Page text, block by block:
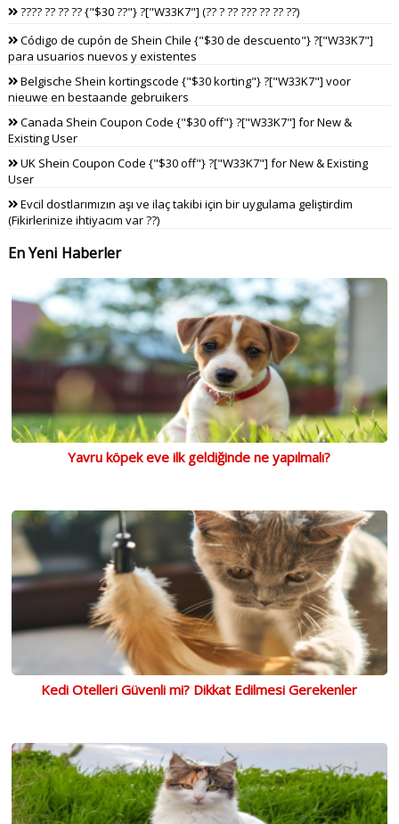
???? ?? ?? ?? {"$30 ??"} ?["W33K7"] (?? ? ?? ??? ?? ?? ??)
Código de cupón de Shein Chile {"$30 de descuento"} ?["W33K7"]
para usuarios nuevos y existentes
Belgische Shein kortingscode {"$30 korting"} ?["W33K7"] voor
nieuwe en bestaande gebruikers
Canada Shein Coupon Code {"$30 off"} ?["W33K7"] for New &
Existing User
UK Shein Coupon Code {"$30 off"} ?["W33K7"] for New & Existing
User
Evcil dostlarımızın aşı ve ilaç takibi için bir uygulama geliştirdim
(Fikirlerinize ihtiyacım var ??)
En Yeni Haberler
Yavru köpek eve ilk geldiğinde ne yapılmalı?
Kedi Otelleri Güvenli mi? Dikkat Edilmesi Gerekenler